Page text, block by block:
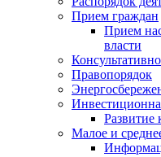
Прием граждан
Прием
власти
Правопорядок
Развитие
Малое и